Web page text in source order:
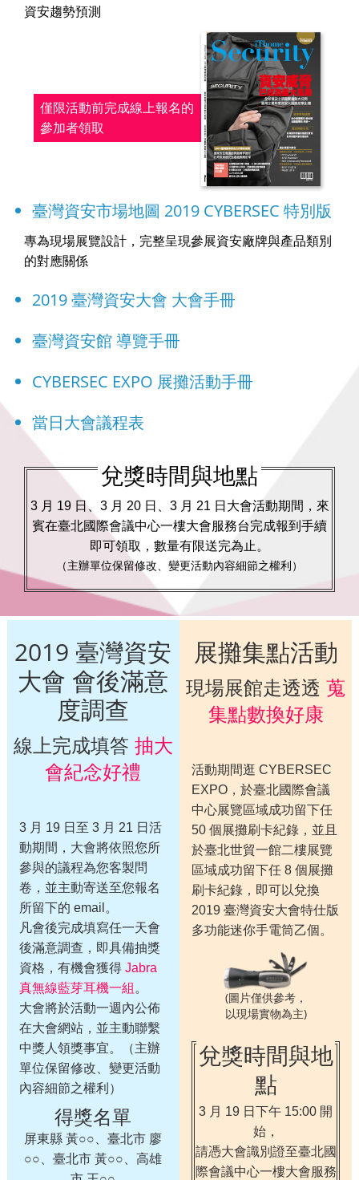
資安趨勢預測
僅限活動前完成線上報名的
參加者領取
臺灣資安市場地圖 2019 CYBERSEC 特別版
專為現場展覽設計，完整呈現參展資安廠牌與產品類別
的對應關係
2019 臺灣資安大會 大會手冊
臺灣資安館 導覽手冊
CYBERSEC EXPO 展攤活動手冊
當日大會議程表
兌獎時間與地點
3 月 19 日、3 月 20 日、3 月 21 日大會活動期間，來
賓在臺北國際會議中心一樓大會服務台完成報到手續
即可領取，數量有限送完為止。
（主辦單位保留修改、變更活動內容細節之權利）
2019 臺灣資安
大會 會後滿意
度調查
線上完成填答 抽大
會紀念好禮
3 月 19 日至 3 月 21 日活
動期間，大會將依照您所
參與的議程為您客製問
卷，並主動寄送至您報名
所留下的 email。
凡會後完成填寫任一天會
後滿意調查，即具備抽獎
資格，有機會獲得 Jabra
真無線藍芽耳機一組 。
大會將於活動一週內公佈
在大會網站，並主動聯繫
中獎人領獎事宜。（主辦
單位保留修改、變更活動
內容細節之權利）
得獎名單
屏東縣 黃○○、臺北市 廖
○○、臺北市 黃○○、高雄
展攤集點活動
現場展館走透透蒐
集點數換好康
活動期間逛 CYBERSEC
EXPO，於臺北國際會議
中心展覽區域成功留下任
50 個展攤刷卡紀錄，並且
於臺北世貿一館二樓展覽
區域成功留下任 8 個展攤
刷卡紀錄，即可以兌換
2019 臺灣資安大會特仕版
多功能迷你手電筒乙個。
(圖片僅供參考，
以現場實物為主)
兌獎時間與地
點
3 月 19 日下午 15:00 開
始，
請憑大會識別證至臺北國
際會議中心一樓大會服務